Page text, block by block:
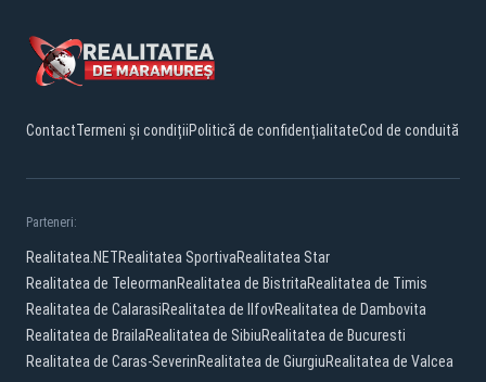
ContactTermeni și condițiiPolitică de confidențialitateCod de conduită
Parteneri:
Realitatea.NETRealitatea SportivaRealitatea Star
Realitatea de TeleormanRealitatea de BistritaRealitatea de Timis
Realitatea de CalarasiRealitatea de IlfovRealitatea de Dambovita
Realitatea de BrailaRealitatea de SibiuRealitatea de Bucuresti
Realitatea de Caras-SeverinRealitatea de GiurgiuRealitatea de Valcea